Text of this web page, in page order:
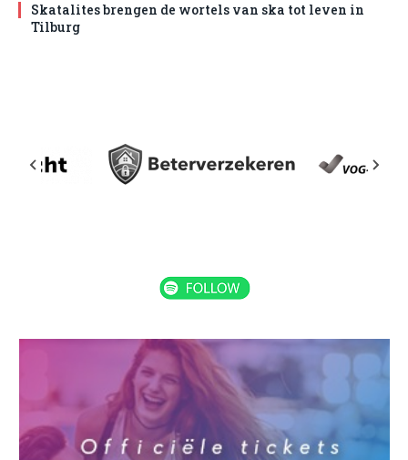
Skatalites brengen de wortels van ska tot leven in
Tilburg